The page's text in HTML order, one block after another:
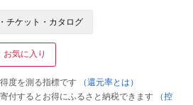
チケット・カタログ
お気に入り
度を測る指標です
（還元率とは）
付するとお得にふるさと納税できます
（控